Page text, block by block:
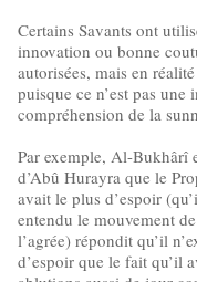
Certains Savants ont
innovation ou bonne
autorisées, mais en
puisque ce n’est pas
compréhension de la
Par exemple, Al-Bukhârî
d’Abû Hurayra que le
avait le plus d’espoir
entendu le mouvement
l’agrée) répondit qu’il
d’espoir que le fait qu’il